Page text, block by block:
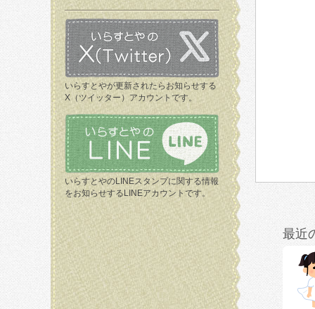
いらすとやが更新されたらお知らせする
X（ツイッター）アカウントです。
いらすとやのLINEスタンプに関する情報
をお知らせするLINEアカウントです。
最近